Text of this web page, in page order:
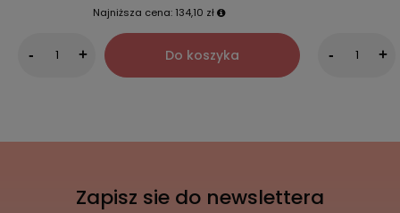
Najniższa cena: 134,10 zł
- + Do koszyka - +
Zapisz sie do newslettera